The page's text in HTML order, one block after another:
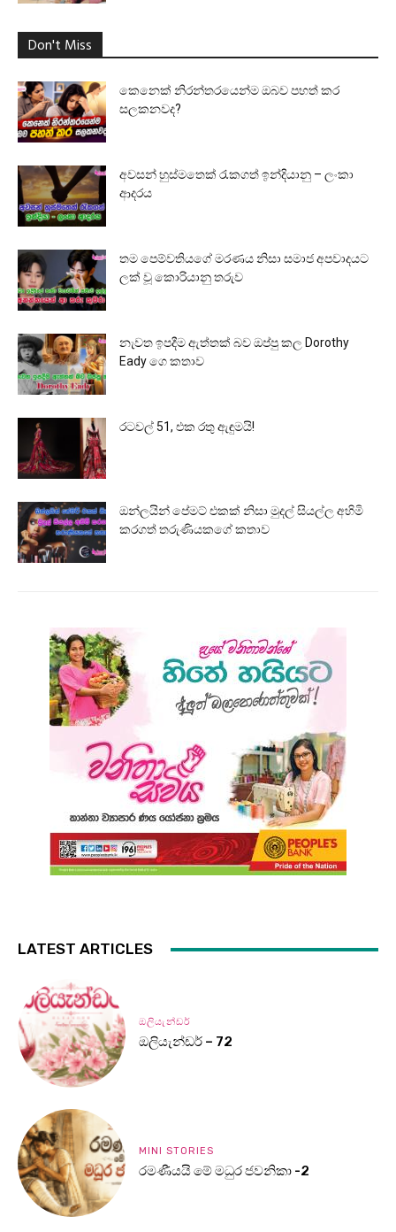
Don't Miss
කෙනෙක් නිරන්තරයෙන්ම ඔබව පහත් කර
සලකනවද?
අවසන් හුස්මතෙක් රැකගත් ඉන්දියානු – ලංකා
ආදරය
තම පෙම්වතියගේ මරණය නිසා සමාජ අපවාදයට
ලක් වූ කොරියානු තරුව
නැවත ඉපදීම ඇත්තක් බව ඔප්පු කල Dorothy
Eady ගෙ කතාව
රටවල් 51, එක රතු ඇඳුමයි!
ඔන්ලයින් පේමට් එකක් නිසා මුදල් සියල්ල අහිමි
කරගත් තරුණියකගේ කතාව
LATEST ARTICLES
ඔලියැන්ඩර්
ඔලියැන්ඩර් – 72
MINI STORIES
රමණීයයි මේ මධුර ජවනිකා -2